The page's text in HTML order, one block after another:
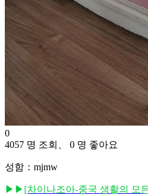
0
4057 명 조회、 0 명 좋아요
성함：mjmw
▶▶ [차이나조아-중국 생활의 모